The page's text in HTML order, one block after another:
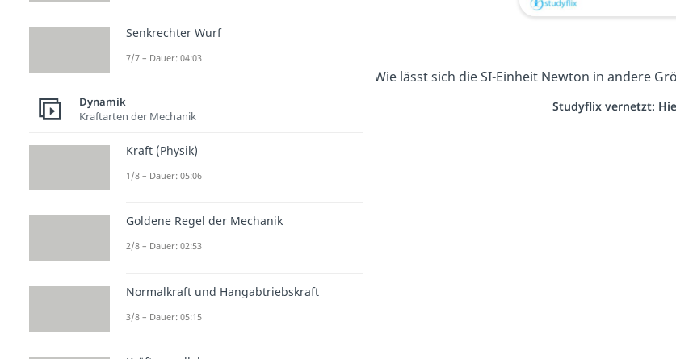
Wie lässt sich die SI-Einheit Newton in andere
Studyflix vernetzt:
Senkrechter Wurf
7/7 – Dauer: 04:03
Dynamik
Kraftarten der Mechanik
Kraft (Physik)
1/8 – Dauer: 05:06
Goldene Regel der Mechanik
2/8 – Dauer: 02:53
Normalkraft und Hangabtriebskraft
3/8 – Dauer: 05:15